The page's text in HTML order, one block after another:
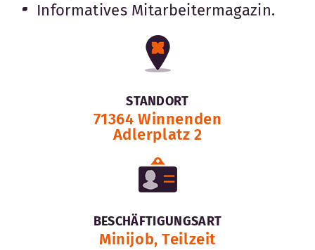
Informatives Mitarbeitermagazin.
STANDORT
71364 Winnenden
Adlerplatz 2
BESCHÄFTIGUNGSART
Minijob, Teilzeit